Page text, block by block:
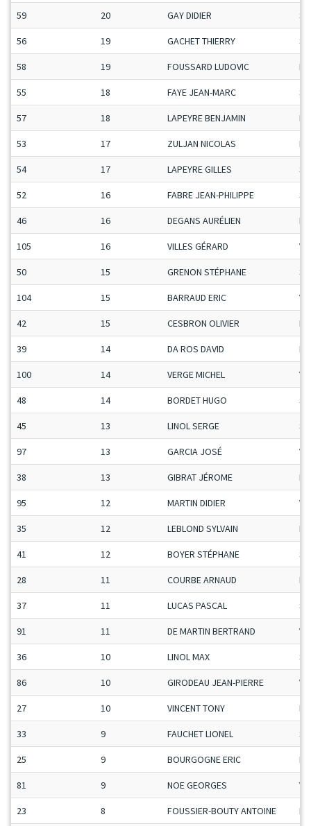
59 20 GAY DIDIER
56 19 GACHET THIERRY
58 19 FOUSSARD LUDOVIC
55 18 FAYE JEAN-MARC
57 18 LAPEYRE BENJAMIN
53 17 ZULJAN NICOLAS
54 17 LAPEYRE GILLES
52 16 FABRE JEAN-PHILIPPE
46 16 DEGANS AURÉLIEN
105 16 VILLES GÉRARD
50 15 GRENON STÉPHANE
104 15 BARRAUD ERIC
42 15 CESBRON OLIVIER
39 14 DA ROS DAVID
100 14 VERGE MICHEL
48 14 BORDET HUGO
45 13 LINOL SERGE
97 13 GARCIA JOSÉ
38 13 GIBRAT JÉROME
95 12 MARTIN DIDIER
35 12 LEBLOND SYLVAIN
41 12 BOYER STÉPHANE
28 11 COURBE ARNAUD
37 11 LUCAS PASCAL
91 11 DE MARTIN BERTRAND
36 10 LINOL MAX
86 10 GIRODEAU JEAN-PIERRE
27 10 VINCENT TONY
33 9 FAUCHET LIONEL
25 9 BOURGOGNE ERIC
81 9 NOE GEORGES
23 8 FOUSSIER-BOUTY ANTOINE